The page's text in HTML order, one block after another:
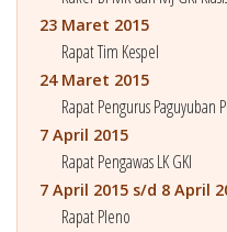
23 Maret 2015
Rapat Tim Kespel
24 Maret 2015
Rapat Pengurus Paguyuban
7 April 2015
Rapat Pengawas LK GKI
7 April 2015 s/d 8 April
Rapat Pleno